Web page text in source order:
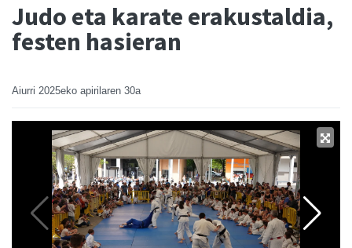
Judo eta karate erakustaldia,
festen hasieran
Aiurri 2025eko apirilaren 30a